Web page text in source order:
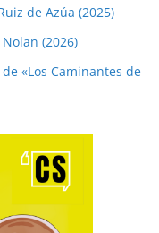
de Azúa (2025)
(2026)
«Los Caminantes de